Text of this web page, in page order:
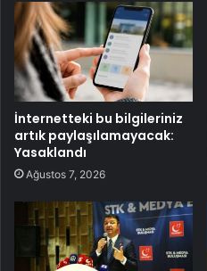
İnternetteki bu bilgileriniz
artık paylaşılamayacak:
Yasaklandı
Ağustos 7, 2026